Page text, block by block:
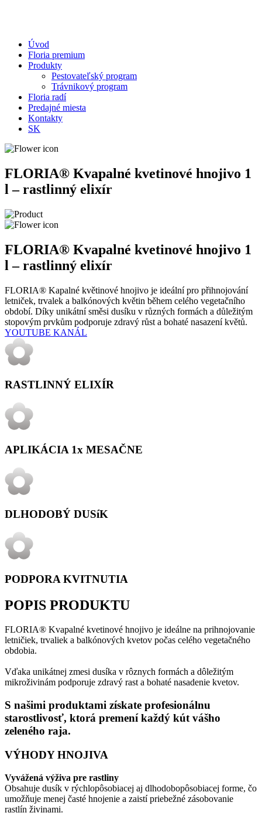
Úvod
Floria premium
Produkty
Pestovateľský program
Trávnikový program
Floria radí
Predajné miesta
Kontakty
SK
FLORIA® Kvapalné kvetinové hnojivo 1
l – rastlinný elixír
FLORIA® Kvapalné kvetinové hnojivo 1
l – rastlinný elixír
FLORIA® Kapalné květinové hnojivo je ideální pro přihnojování
letniček, trvalek a balkónových květin během celého vegetačního
období. Díky unikátní směsi dusíku v různých formách a důležitým
stopovým prvkům podporuje zdravý růst a bohaté nasazení květů.
YOUTUBE KANÁL
RASTLINNÝ ELIXÍR
APLIKÁCIA 1x MESAČNE
DLHODOBÝ DUSíK
PODPORA KVITNUTIA
POPIS PRODUKTU
FLORIA® Kvapalné kvetinové hnojivo je ideálne na prihnojovanie
letničiek, trvaliek a balkónových kvetov počas celého vegetačného
obdobia.
Vďaka unikátnej zmesi dusíka v rôznych formách a dôležitým
mikroživinám podporuje zdravý rast a bohaté nasadenie kvetov.
S našimi produktami získate profesionálnu
starostlivosť, ktorá premení každý kút vášho
zeleného raja.
VÝHODY HNOJIVA
Vyvážená výživa pre rastliny
Obsahuje dusík v rýchlopôsobiacej aj dlhodobopôsobiacej forme, čo
umožňuje menej časté hnojenie a zaistí priebežné zásobovanie
rastlín živinami.